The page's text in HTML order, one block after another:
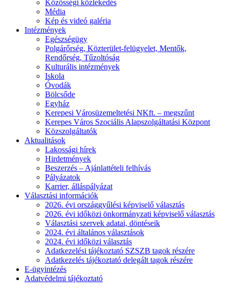
Közösségi közlekedés
Média
Kép és videó galéria
Intézmények
Egészségügy
Polgárőrség, Közterület-felügyelet, Mentők,
Rendőrség, Tűzoltóság
Kulturális intézmények
Iskola
Óvodák
Bölcsőde
Egyház
Kerepesi Városüzemeltetési NKft. – megszűnt
Kerepes Város Szociális Alapszolgáltatási Központ
Közszolgáltatók
Aktualitások
Lakossági hírek
Hirdetmények
Beszerzés – Ajánlattételi felhívás
Pályázatok
Karrier, álláspályázat
Választási információk
2026. évi országgyűlési képviselő választás
2026. évi időközi önkormányzati képviselő választás
Választási szervek adatai, döntéseik
2024. évi általános választások
2024. évi időközi választás
Adatkezelési tájékoztató SZSZB tagok részére
Adatkezelés tájékoztató delegált tagok részére
E-ügyintézés
Adatvédelmi tájékoztató